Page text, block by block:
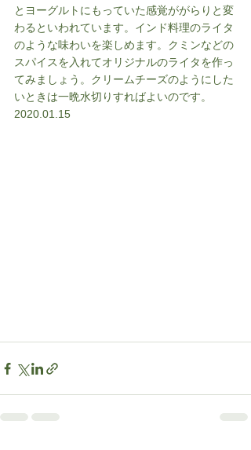
とヨーグルトにもっていた感覚ががらりと変
わるといわれています。インド料理のライタ
のような味わいを楽しめます。クミンなどの
スパイスを入れてオリジナルのライタを作っ
てみましょう。クリームチーズのようにした
いときは一晩水切りすればよいのです。
2020.01.15